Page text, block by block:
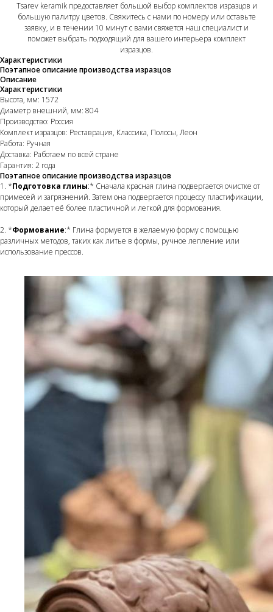
Tsarev keramik предоставляет большой выбор комплектов изразцов и
большую палитру цветов. Свяжитесь с нами по номеру или оставьте
заявку, и в течении 10 минут с вами свяжется наш специалист и
поможет выбрать подходящий для вашего интерьера комплект
изразцов.
Характеристики
Поэтапное описание производства изразцов
Описание
Характеристики
Высота, мм: 1572
Диаметр внешний, мм: 804
Производство: Россия
Комплект изразцов: Реставрация, Классика, Полосы, Леон
Работа: Ручная
Доставка: Работаем по всей стране
Гарантия: 2 года
Поэтапное описание производства изразцов
1. *Подготовка глины:* Сначала красная глина подвергается очистке от
примесей и загрязнений. Затем она подвергается процессу пластификации,
который делает её более пластичной и легкой для формования.
2. *Формование:* Глина формуется в желаемую форму с помощью
различных методов, таких как литье в формы, ручное лепление или
использование прессов.